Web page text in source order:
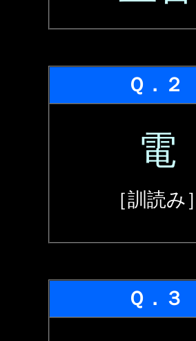
Ｑ．２
電
［訓読み］
Ｑ．３